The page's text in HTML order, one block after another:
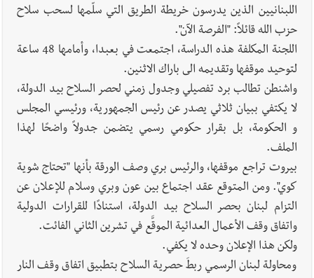
اللبنانيين الذين يدرسون خريطة الطريق التي سلّمها لسحب سلاح
حزب الله قائلاً: "الفرصة الآن".
اللجنة المكلفة هذه الدراسة، اجتمعت في بعبدا، وأمامها 48 ساعة
لتوحيد موقفها وتقديمه الى باراك الاثنين.
واشنطن تطالب برد تفصيلي وجدول زمني لحصر السلاح بيد الدولة،
لا يكتفي ببيان ثلاثي يصدر عن رئيس الجمهورية، ورئيسي المجلس
و الحكومة، بل بقرار حكومي رسمي يتضمن جدولاً واضحًا لهذا
الملف.
بيروت تراجع موقفها، والرئيس بري وصف الورقة بأنها "تحتاج شوية
كوي". ومن المتوقع عقد اجتماع بين عون وبري وسلام للإعلان عن
التزام لبنان بحصر السلاح بيد الدولة، استنادًا للقرارات الدولية
واتفاق وقف الأعمال العدائية الموقَّع في تشرين الثاني الفائت.
ولكن هذا الإعلان وحده لا يكفي.
ومحاولة لبنان الرسمي ربطَ حصرية السلاح بتطبيق اتفاق وقف النار